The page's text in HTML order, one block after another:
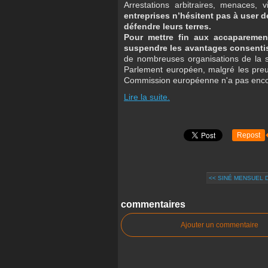
Arrestations arbitraires, menaces,
entreprises n’hésitent pas à user
défendre leurs terres.
Pour mettre fin aux
suspendre les avantages
de nombreuses organisations de la
Parlement européen, malgré les
Commission européenne n'a pas
Lire la suite.
Repost
<< SINÉ MENSUEL
commentaires
Ajouter un commentaire